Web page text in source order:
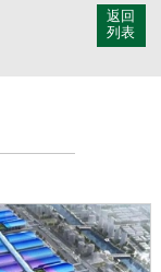
返回
列表